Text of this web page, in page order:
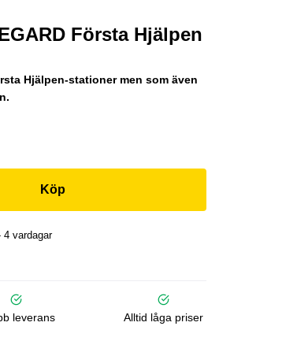
Första Hjälpen
Hjälpen-stationer men som även
Köp
4 vardagar
leverans Alltid låga priser